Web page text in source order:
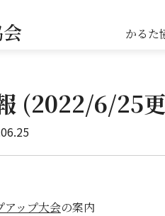
かるた
(2022/6/25
アップ大会の案内